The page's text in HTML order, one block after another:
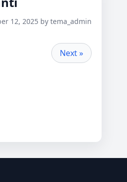
12, 2025 by tema_admin
Next »